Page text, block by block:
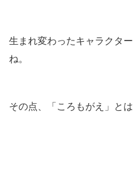
生まれ変わったキャラクタ
ね。
その点、「ころもがえ」と